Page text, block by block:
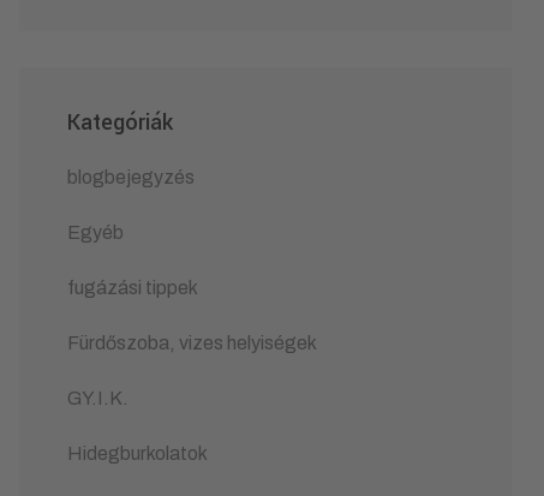
Kategóriák
blogbejegyzés
Egyéb
fugázási tippek
Fürdőszoba, vizes helyiségek
GY.I.K.
Hidegburkolatok